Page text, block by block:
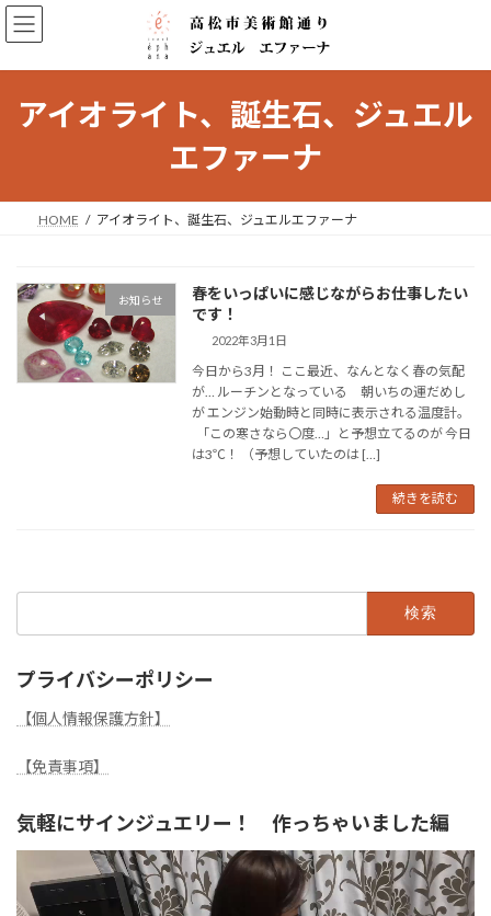
コ
ン
ン
プ
ナ
ビ
ー
動
アイオライト、誕生石、ジュエル
エファーナ
HOME アイオライト、誕生石、ジュエルエファーナ
お知らせ
春をいっぱいに感じながらお仕事したい
です！
2022年3月1日
今日から3月！ ここ最近、なんとなく春の気配
が… ルーチンとなっている 朝いちの運だめし
が エンジン始動時と同時に表示される温度計。
「この寒さなら〇度…」と予想立てるのが 今日
は3℃！ （予想していたのは […]
続きを読む
プライバシーポリシー
【個人情報保護方針】
【免責事項】
気軽にサインジュエリー！ 作っちゃいました編
画
プ